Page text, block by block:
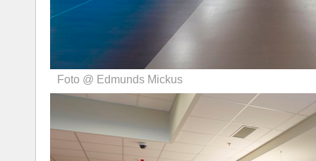
Foto @ Edmunds Mickus